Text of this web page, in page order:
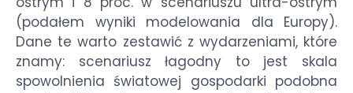
(podałem wyniki modelowania dla Europy).
Dane te warto zestawić z wydarzeniami, które
znamy: scenariusz łagodny to jest skala
spowolnienia światowej gospodarki podobna